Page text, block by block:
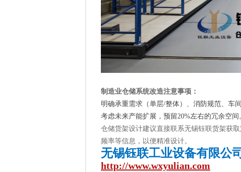
制造业仓储系统改造注意事项：
明确承重需求（单层/整体）、消防规范、车间
考虑未来产能扩展，预留20%左右的冗余空间
仓储货架设计建议直接联系无锡钰联货架获
频率等信息，以便精准设计。
无锡钰联工业设备有限公司
http://www.wxyulian.com